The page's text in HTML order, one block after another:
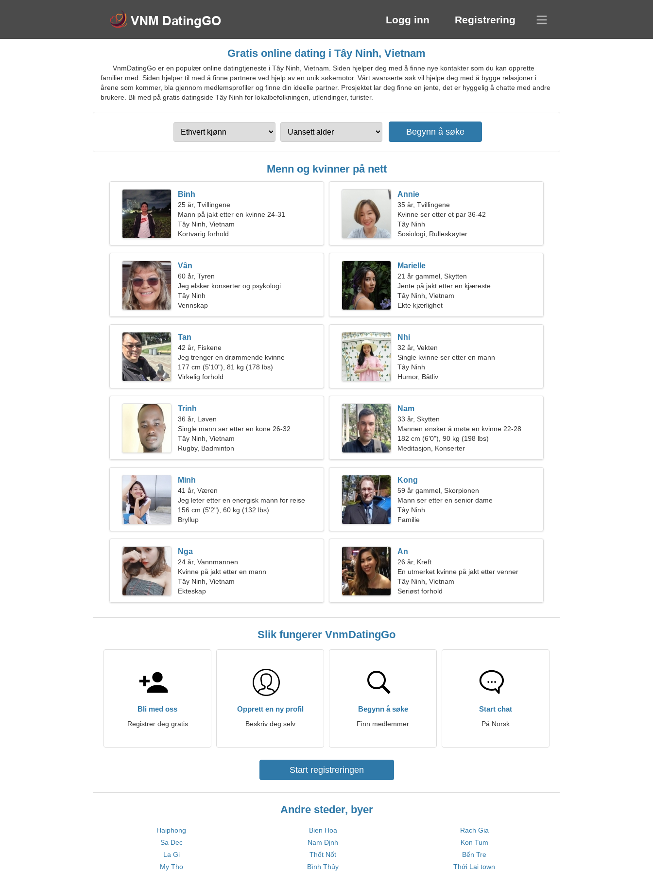
Logg inn Registrering
Gratis online dating i Tây Ninh, Vietnam
VnmDatingGo er en populær online datingtjeneste i Tây Ninh, Vietnam. Siden hjelper deg med å finne nye kontakter som du kan opprette
familier med. Siden hjelper til med å finne partnere ved hjelp av en unik søkemotor. Vårt avanserte søk vil hjelpe deg med å bygge relasjoner i
årene som kommer, bla gjennom medlemsprofiler og finne din ideelle partner. Prosjektet lar deg finne en jente, det er hyggelig å chatte med andre
brukere. Bli med på gratis datingside Tây Ninh for lokalbefolkningen, utlendinger, turister.
Menn og kvinner på nett
Binh
25 år, Tvillingene
Mann på jakt etter en kvinne 24-31
Tây Ninh, Vietnam
Kortvarig forhold
Annie
35 år, Tvillingene
Kvinne ser etter et par 36-42
Tây Ninh
Sosiologi, Rulleskøyter
Vân
60 år, Tyren
Jeg elsker konserter og psykologi
Tây Ninh
Vennskap
Marielle
21 år gammel, Skytten
Jente på jakt etter en kjæreste
Tây Ninh, Vietnam
Ekte kjærlighet
Tan
42 år, Fiskene
Jeg trenger en drømmende kvinne
177 cm (5'10"), 81 kg (178 lbs)
Virkelig forhold
Nhi
32 år, Vekten
Single kvinne ser etter en mann
Tây Ninh
Humor, Båtliv
Trinh
36 år, Løven
Single mann ser etter en kone 26-32
Tây Ninh, Vietnam
Rugby, Badminton
Nam
33 år, Skytten
Mannen ønsker å møte en kvinne 22-28
182 cm (6'0"), 90 kg (198 lbs)
Meditasjon, Konserter
Minh
41 år, Væren
Jeg leter etter en energisk mann for reise
156 cm (5'2"), 60 kg (132 lbs)
Bryllup
Kong
59 år gammel, Skorpionen
Mann ser etter en senior dame
Tây Ninh
Familie
Nga
24 år, Vannmannen
Kvinne på jakt etter en mann
Tây Ninh, Vietnam
Ekteskap
An
26 år, Kreft
En utmerket kvinne på jakt etter venner
Tây Ninh, Vietnam
Seriøst forhold
Slik fungerer VnmDatingGo
Bli med oss
Registrer deg gratis
Opprett en ny profil
Beskriv deg selv
Begynn å søke
Finn medlemmer
Start chat
På Norsk
Start registreringen
Andre steder, byer
Haiphong Bien Hoa
Rach Gia
Sa Dec
Nam Định
Kon Tum
La Gi
Thốt Nốt
Bến Tre
My Tho
Bình Thủy Thới Lai town